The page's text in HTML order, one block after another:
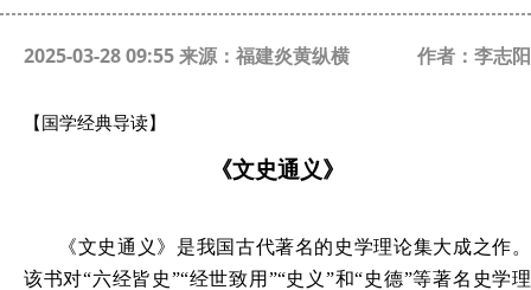
2025-03-28 09:55 来源：福建炎黄纵横 作者：李志阳
【国学经典导读】
《文史通义》
《文史通义》是我国古代著名的史学理论集大成之作。
该书对“六经皆史”“经世致用”“史义”和“史德”等著名史学理